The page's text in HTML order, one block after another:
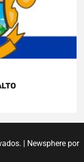
| Newsphere por